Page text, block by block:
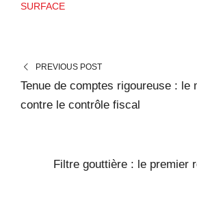
SURFACE
PREVIOUS POST
Tenue de comptes rigoureuse : le
contre le contrôle fiscal
Filtre gouttière : le premier